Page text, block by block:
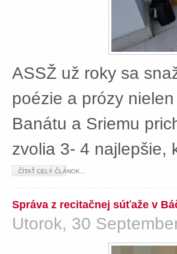
ASSŽ už roky sa
poézie a prózy
Banátu a Sriemu
zvolia 3- 4 najlepšie,
ČÍTAŤ CELÝ ČLÁNOK...
Správa z recitačnej súťaže v
Utorok, 30